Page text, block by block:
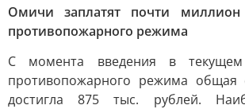
Омичи заплатят почти
противопожарного режима
С момента введения в
противопожарного режима
достигла 875 тыс. рублей.